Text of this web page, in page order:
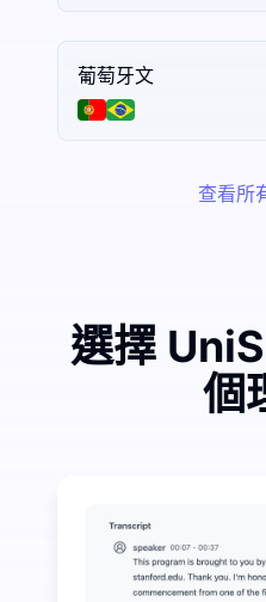
葡萄牙文
查看所
選擇
個
UniScribe 每月提供
更多 AI 功能超越語音轉
自動從音訊和影片檔案